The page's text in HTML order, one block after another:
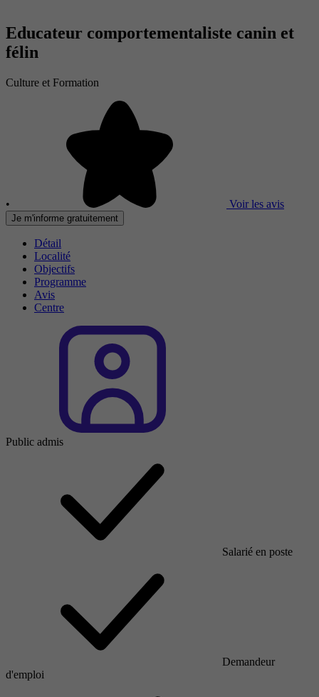
Educateur comportementaliste canin et
félin
Culture et Formation
• Voir les avis
Je m'informe gratuitement
Détail
Localité
Objectifs
Programme
Avis
Centre
Public admis
Salarié en poste
Demandeur
d'emploi